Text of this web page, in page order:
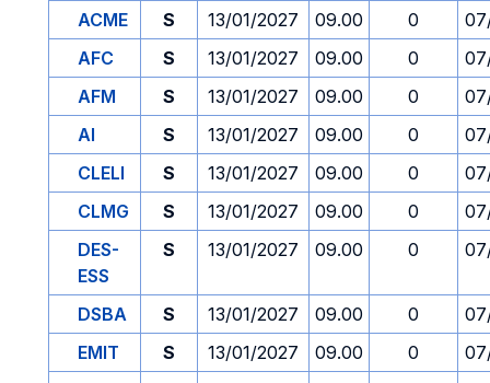
ACME
S 13/01/2027 09.00 0
AFC
S 13/01/2027 09.00 0
AFM
S 13/01/2027 09.00 0
AI
S 13/01/2027 09.00 0
CLELI
S 13/01/2027 09.00 0
CLMG
S 13/01/2027 09.00 0
DES-
ESS
S 13/01/2027 09.00 0
DSBA S 13/01/2027 09.00 0
EMIT
S 13/01/2027 09.00 0